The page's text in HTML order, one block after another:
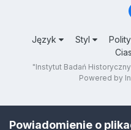
Język Styl
"Instytut Badań
Powered by
Powiadomienie o